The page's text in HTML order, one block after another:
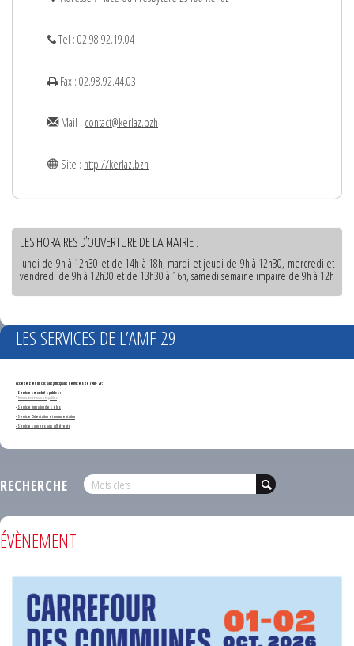
Tel : 02.98.92.19.04
Fax : 02.98.92.44.03
Mail : contact@kerlaz.bzh
Site : http://kerlaz.bzh
LES HORAIRES D'OUVERTURE DE LA MAIRIE :
lundi de 9h à 12h30 et de 14h à 18h, mardi et jeudi de 9h à 12h30, mercredi et
vendredi de 9h à 12h30 et de 13h30 à 16h, samedi semaine impaire de 9h à 12h
LES SERVICES DE L’AMF 29
Accédez en un clic aux principaux services de l'AMF 29 :
- Services marchés publics :
*Annonces de marchés publics
-Service formation des élus
- Service Orientation et documentation
- Services ouverts aux adhérents
RECHERCHE
ÉVÈNEMENT